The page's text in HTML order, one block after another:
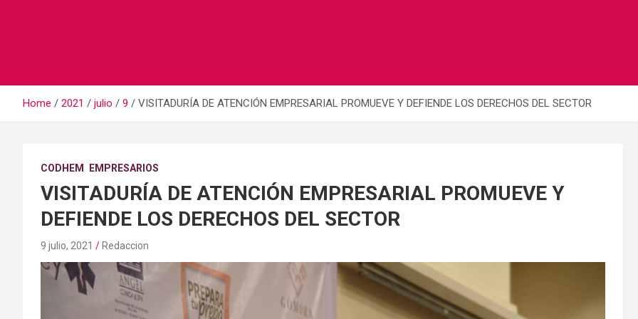
Home 2021 julio 9 VISITADURÍA DE ATENCIÓN EMPRESARIAL PROMUEVE Y DEFIENDE LOS DERECHOS DEL SECTOR
CODHEM EMPRESARIOS
VISITADURÍA DE ATENCIÓN EMPRESARIAL PROMUEVE Y
DEFIENDE LOS DERECHOS DEL SECTOR
9 julio, 2021 Redaccion